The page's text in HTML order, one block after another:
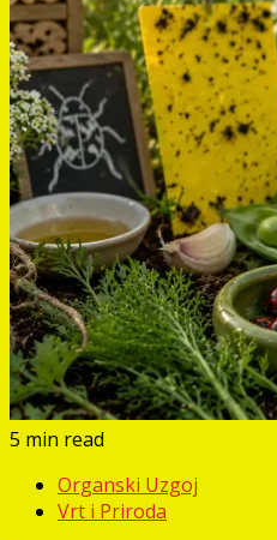
5 min read
Organski Uzgoj
Vrt i Priroda